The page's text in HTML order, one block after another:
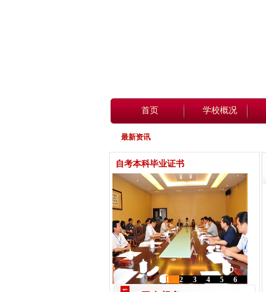
首页 学校概况
最新资讯
自考本科毕业证书
6
5
4
3
2
1